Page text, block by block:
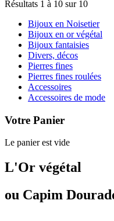
Résultats 1 à 10 sur 10
Bijoux en Noisetier
Bijoux en or végétal
Bijoux fantaisies
Divers, décos
Pierres fines
Pierres fines roulées
Accessoires
Accessoires de mode
Votre Panier
Le panier est vide
L'Or végétal
ou Capim